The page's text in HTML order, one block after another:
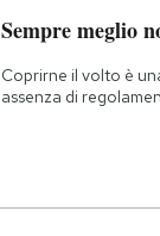
Sempre meglio
Coprirne il volto è
assenza di